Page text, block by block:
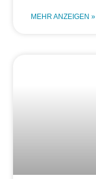
MEHR ANZEIGEN »